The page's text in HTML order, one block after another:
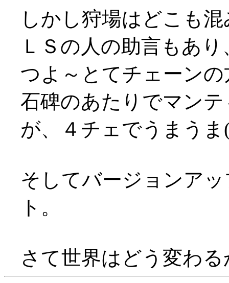
しかし狩場はどこも
ＬＳの人の助言もあ
つよ～とてチェーン
石碑のあたりでマン
が、４チェでうまう
そしてバージョンア
ト。
さて世界はどう変わ